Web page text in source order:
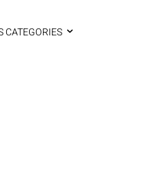
CATEGORIES